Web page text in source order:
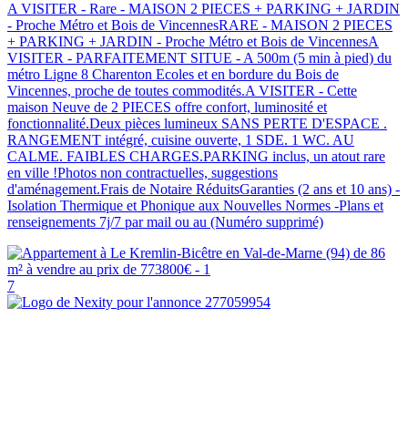
A VISITER - Rare - MAISON 2 PIECES + PARKING + JARDIN
- Proche Métro et Bois de VincennesRARE - MAISON 2 PIECES
+ PARKING + JARDIN - Proche Métro et Bois de VincennesA
VISITER - PARFAITEMENT SITUE - A 500m (5 min à pied) du
métro Ligne 8 Charenton Ecoles et en bordure du Bois de
Vincennes, proche de toutes commodités.A VISITER - Cette
maison Neuve de 2 PIECES offre confort, luminosité et
fonctionnalité.Deux pièces lumineux SANS PERTE D'ESPACE .
RANGEMENT intégré, cuisine ouverte, 1 SDE. 1 WC. AU
CALME. FAIBLES CHARGES.PARKING inclus, un atout rare
en ville !Photos non contractuelles, suggestions
d'aménagement.Frais de Notaire RéduitsGaranties (2 ans et 10 ans) -
Isolation Thermique et Phonique aux Nouvelles Normes -Plans et
renseignements 7j/7 par mail ou au (Numéro supprimé)
7